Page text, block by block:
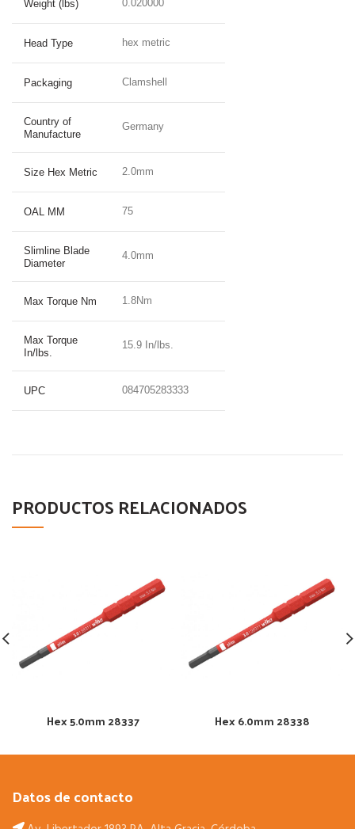
Weight (lbs) 0.020000
Head Type hex metric
Packaging Clamshell
Country of
Manufacture
Germany
Size Hex Metric 2.0mm
OAL MM 75
Slimline Blade
Diameter
4.0mm
Max Torque Nm 1.8Nm
Max Torque
In/lbs.
15.9 In/lbs.
UPC 084705283333
PRODUCTOS RELACIONADOS
Hex 5.0mm 28337 Hex 6.0mm 28338
Datos de contacto